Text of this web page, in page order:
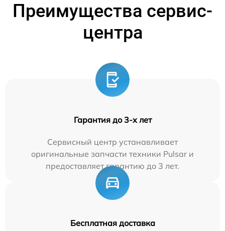
Преимущества сервис-
центра
Гарантия до 3-х лет
Сервисный центр устанавливает
оригинальные запчасти техники Pulsar и
предоставляет гарантию до 3 лет.
Бесплатная доставка